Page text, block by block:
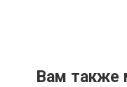
Вам также